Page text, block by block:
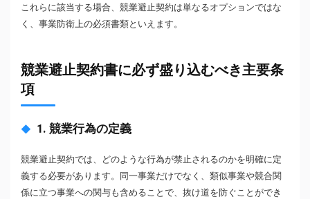
これらに該当する場合、競業避止契約は単なるオプションではな
く、事業防衛上の必須書類といえます。
競業避止契約書に必ず盛り込むべき主要条
項
1. 競業行為の定義
競業避止契約では、どのような行為が禁止されるのかを明確に定
義する必要があります。同一事業だけでなく、類似事業や競合関
係に立つ事業への関与も含めることで、抜け道を防ぐことができ